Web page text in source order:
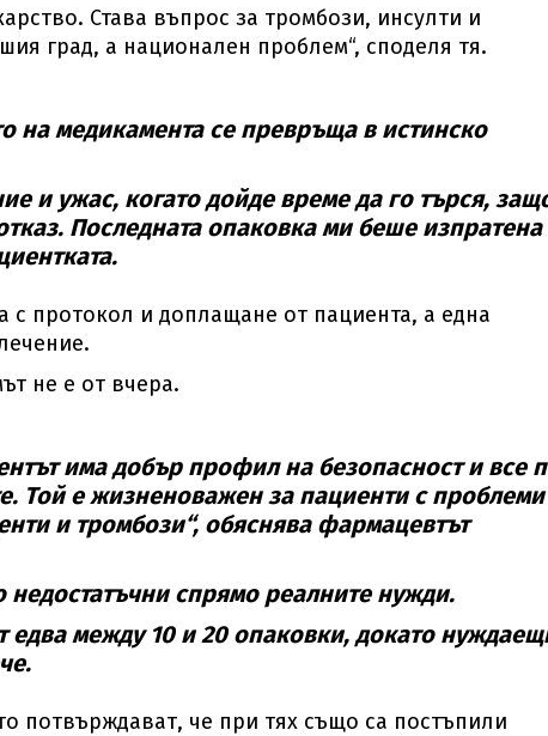
Става въпрос за тромбози, инсулти и
град, а национален проблем“, споделя тя.
на медикамента се превръща в истинско
и ужас, когато дойде време да го търся,
Последната опаковка ми беше
с протокол и доплащане от пациента, а една
не е от вчера.
има добър профил на безопасност и все
Той е жизненоважен за пациенти с
и тромбози“, обяснява фармацевтът
недостатъчни спрямо реалните нужди.
едва между 10 и 20 опаковки, докато
потвърждават, че при тях също са постъпили